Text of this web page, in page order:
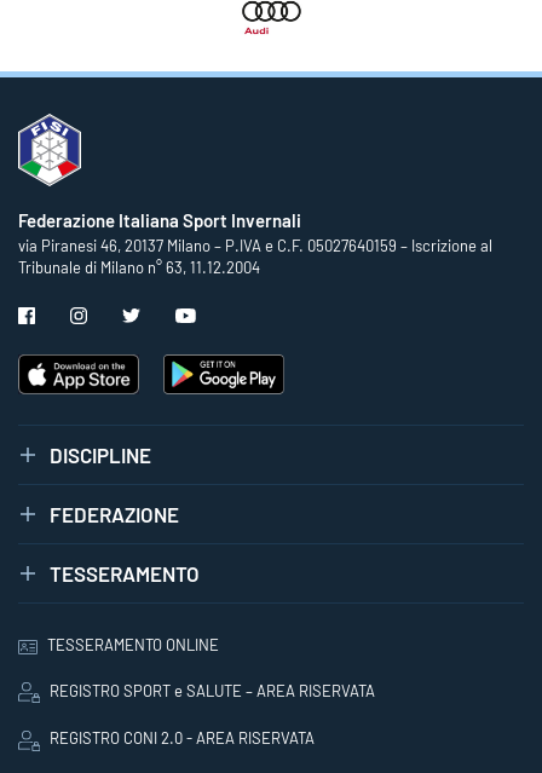
Federazione Italiana Sport Invernali
via Piranesi 46, 20137 Milano – P.IVA e C.F. 05027640159 – Iscrizione al
Tribunale di Milano n° 63, 11.12.2004
DISCIPLINE
FEDERAZIONE
TESSERAMENTO
TESSERAMENTO ONLINE
REGISTRO SPORT e SALUTE – AREA RISERVATA
REGISTRO CONI 2.0 - AREA RISERVATA